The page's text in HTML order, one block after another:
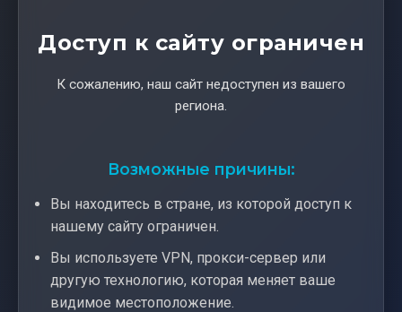
Доступ к сайту ограничен
К сожалению, наш сайт недоступен из вашего
региона.
Возможные причины:
Вы находитесь в стране, из которой доступ к
нашему сайту ограничен.
Вы используете VPN, прокси-сервер или
другую технологию, которая меняет ваше
видимое местоположение.